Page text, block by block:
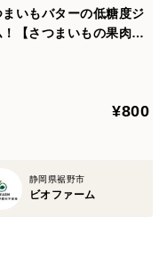
まいもバターの低糖度ジ
！【さつまいもの果肉入
¥800
静岡県裾野市
ビオファーム